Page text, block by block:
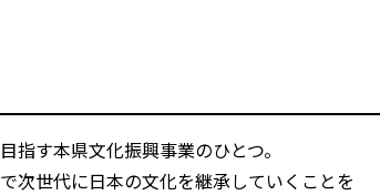
す本県文化振興事業のひとつ。
次世代に日本の文化を継承していくことを